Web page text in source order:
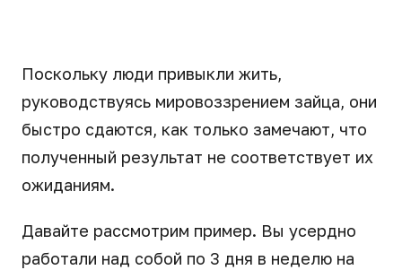
Поскольку люди привыкли жить,
руководствуясь мировоззрением зайца, они
быстро сдаются, как только замечают, что
полученный результат не соответствует их
ожиданиям.
Давайте рассмотрим пример. Вы усердно
работали над собой по 3 дня в неделю на